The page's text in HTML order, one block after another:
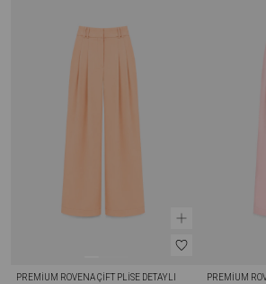
PREMIUM ROVENA ÇIFT PLISE DETAYLI
PREMIUM